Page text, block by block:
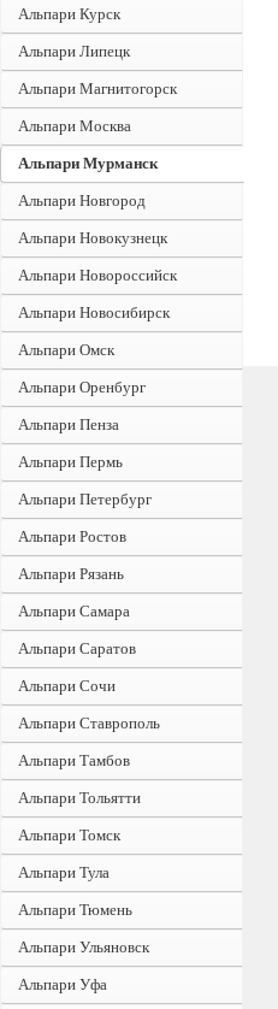
Альпари Курск
Альпари Липецк
Альпари Магнитогорск
Альпари Москва
Альпари Мурманск
Альпари Новгород
Альпари Новокузнецк
Альпари Новороссийск
Альпари Новосибирск
Альпари Омск
Альпари Оренбург
Альпари Пенза
Альпари Пермь
Альпари Петербург
Альпари Ростов
Альпари Рязань
Альпари Самара
Альпари Саратов
Альпари Сочи
Альпари Ставрополь
Альпари Тамбов
Альпари Тольятти
Альпари Томск
Альпари Тула
Альпари Тюмень
Альпари Ульяновск
Альпари Уфа